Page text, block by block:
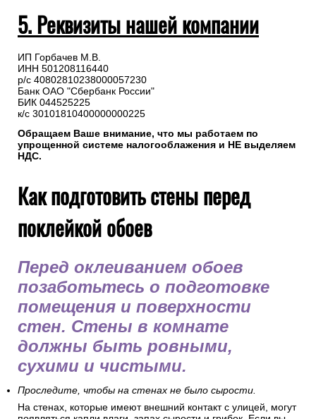
5. Реквизиты нашей компании
ИП Горбачев М.В.
ИНН 501208116440
р/с 40802810238000057230
Банк ОАО "Сбербанк России"
БИК 044525225
к/с 30101810400000000225
Обращаем Ваше внимание, что мы работаем по
упрощенной системе налогооблажения и НЕ выделяем
НДС.
Как подготовить стены перед
поклейкой обоев
Перед оклеиванием обоев
позаботьтесь о подготовке
помещения и поверхности
стен. Стены в комнате
должны быть ровными,
сухими и чистыми.
Проследите, чтобы на стенах не было сырости.
На стенах, которые имеют внешний контакт с улицей, могут